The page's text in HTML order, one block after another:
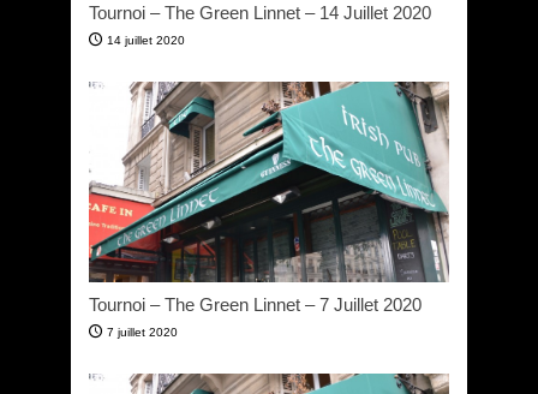
Tournoi – The Green Linnet – 14 Juillet 2020
14 juillet 2020
Tournoi – The Green Linnet – 7 Juillet 2020
7 juillet 2020